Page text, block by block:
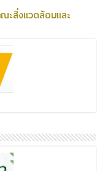
ะสิ่งแวดล้อมและ